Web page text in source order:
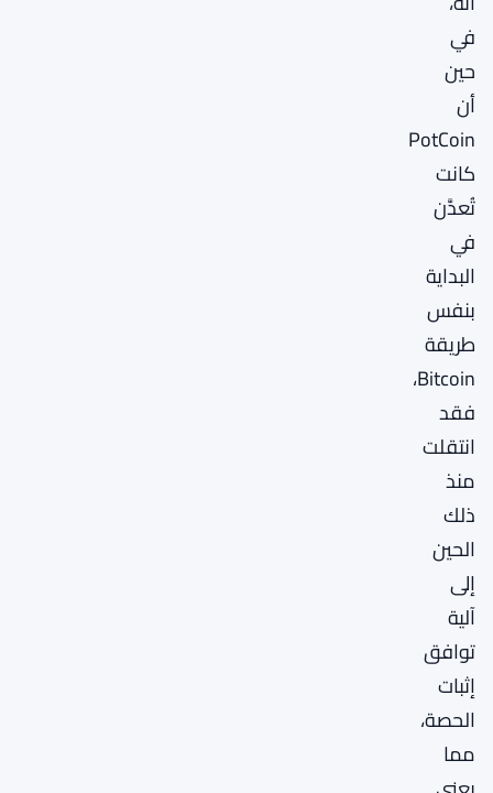
في
حين
أن
PotCoin
كانت
تُعدَّن
في
البداية
بنفس
طريقة
Bitcoin،
فقد
انتقلت
منذ
ذلك
الحين
إلى
آلية
توافق
إثبات
الحصة،
مما